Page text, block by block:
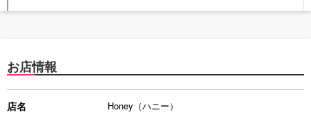
お店情報
店名 Honey（ハニー）